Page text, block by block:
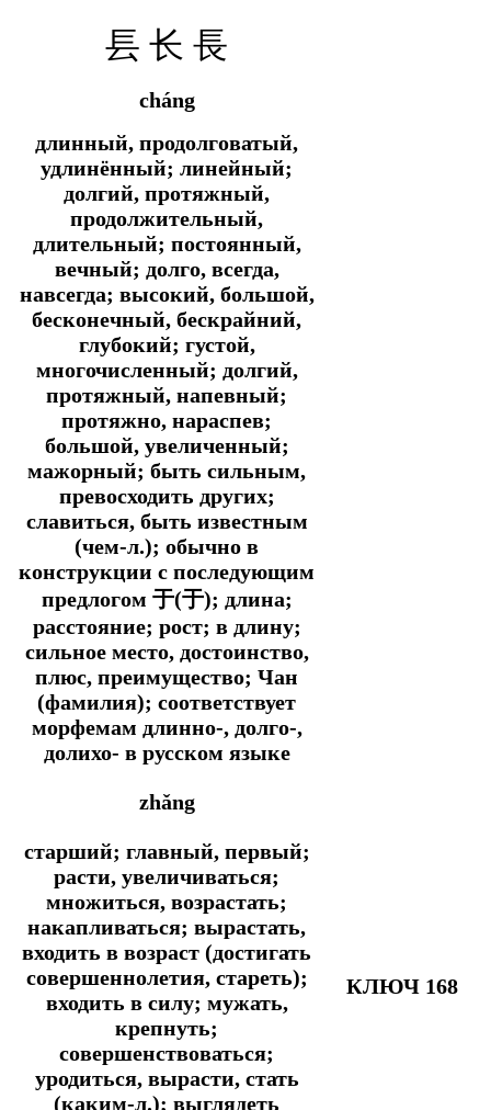
镸 长 長
cháng
длинный, продолговатый,
удлинённый; линейный;
долгий, протяжный,
продолжительный,
длительный; постоянный,
вечный; долго, всегда,
навсегда; высокий, большой,
бесконечный, бескрайний,
глубокий; густой,
многочисленный; долгий,
протяжный, напевный;
протяжно, нараспев;
большой, увеличенный;
мажорный; быть сильным,
превосходить других;
славиться, быть известным
(чем-л.); обычно в
конструкции с последующим
предлогом 于(于); длина;
расстояние; рост; в длину;
сильное место, достоинство,
плюс, преимущество; Чан
(фамилия); соответствует
морфемам длинно-, долго-,
долихо- в русском языке
zhǎng
старший; главный, первый;
расти, увеличиваться;
множиться, возрастать;
накапливаться; вырастать,
входить в возраст (достигать
совершеннолетия, стареть);
входить в силу; мужать,
крепнуть;
совершенствоваться;
уродиться, вырасти, стать
(каким-л.); выглядеть
КЛЮЧ 168